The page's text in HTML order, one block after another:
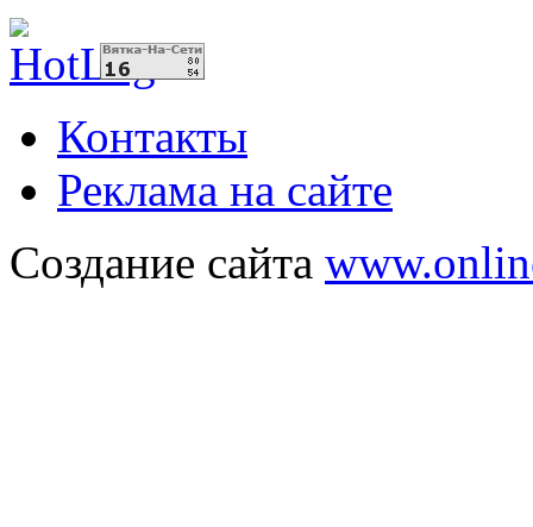
Контакты
Реклама на сайте
Создание сайта